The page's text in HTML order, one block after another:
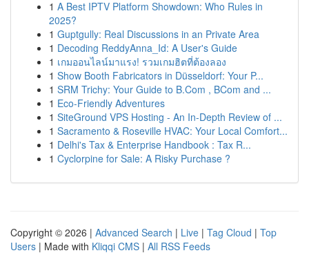
1 A Best IPTV Platform Showdown: Who Rules in
2025?
1 Guptgully: Real Discussions in an Private Area
1 Decoding ReddyAnna_Id: A User's Guide
1 เกมออนไลน์มาแรง! รวมเกมฮิตที่ต้องลอง
1 Show Booth Fabricators in Düsseldorf: Your P...
1 SRM Trichy: Your Guide to B.Com , BCom and ...
1 Eco-Friendly Adventures
1 SiteGround VPS Hosting - An In-Depth Review of ...
1 Sacramento & Roseville HVAC: Your Local Comfort...
1 Delhi's Tax & Enterprise Handbook : Tax R...
1 Cyclorpine for Sale: A Risky Purchase ?
Copyright © 2026 | Advanced Search | Live | Tag Cloud | Top
Users | Made with Kliqqi CMS | All RSS Feeds